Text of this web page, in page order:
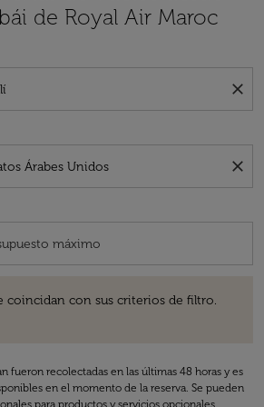
de Royal Air Maroc
close
close
coincidan con sus criterios de filtro.
fueron recolectadas en las últimas 48 horas y es
en el momento de la reserva. Se pueden
para productos y servicios opcionales.